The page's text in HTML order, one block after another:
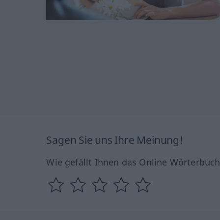
Sagen Sie uns Ihre Meinung!
Wie gefällt Ihnen das Online